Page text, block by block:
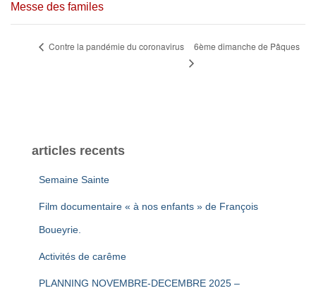
Messe des familes
Contre la pandémie du coronavirus 6ème dimanche de Pâques
articles recents
Semaine Sainte
Film documentaire « à nos enfants » de François
Boueyrie.
Activités de carême
PLANNING NOVEMBRE-DECEMBRE 2025 –